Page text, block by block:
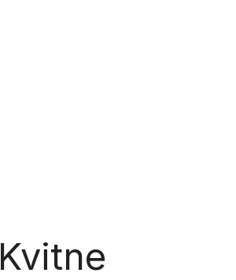
Kvitne